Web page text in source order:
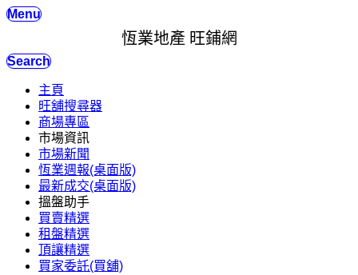
Menu
恆業地產 旺鋪網
Search
主頁
旺舖搜尋器
商場專區
市場資訊
市場新聞
恆業週報(桌面版)
最新成交(桌面版)
搵盤助手
買賣精選
租盤精選
頂讓精選
買家委託(買舖)